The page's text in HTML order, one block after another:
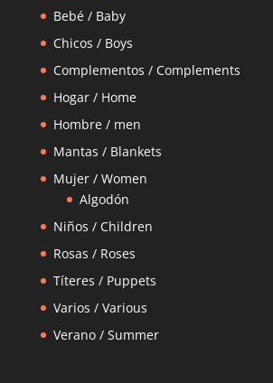
Bebé / Baby
Chicos / Boys
Complementos / Complements
Hogar / Home
Hombre / men
Mantas / Blankets
Mujer / Women
Algodón
Niños / Children
Rosas / Roses
Títeres / Puppets
Varios / Various
Verano / Summer